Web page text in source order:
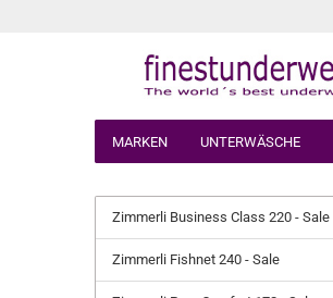
MARKEN UNTERWÄSCHE
Zimmerli Business Class 220 - Sale
Zimmerli Fishnet 240 - Sale